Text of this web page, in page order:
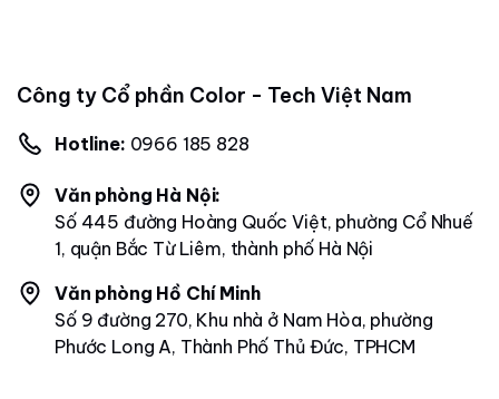
Công ty Cổ phần Color - Tech Việt Nam
Hotline: 0966 185 828
Văn phòng Hà Nội:
Số 445 đường Hoàng Quốc Việt, phường Cổ Nhuế
1, quận Bắc Từ Liêm, thành phố Hà Nội
Văn phòng Hồ Chí Minh
Số 9 đường 270, Khu nhà ở Nam Hòa, phường
Phước Long A, Thành Phố Thủ Đức, TPHCM